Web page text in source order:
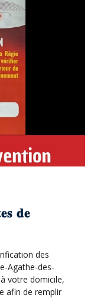
𝐝𝐞
des
Agathe-des-
votre domicile,
afin de remplir